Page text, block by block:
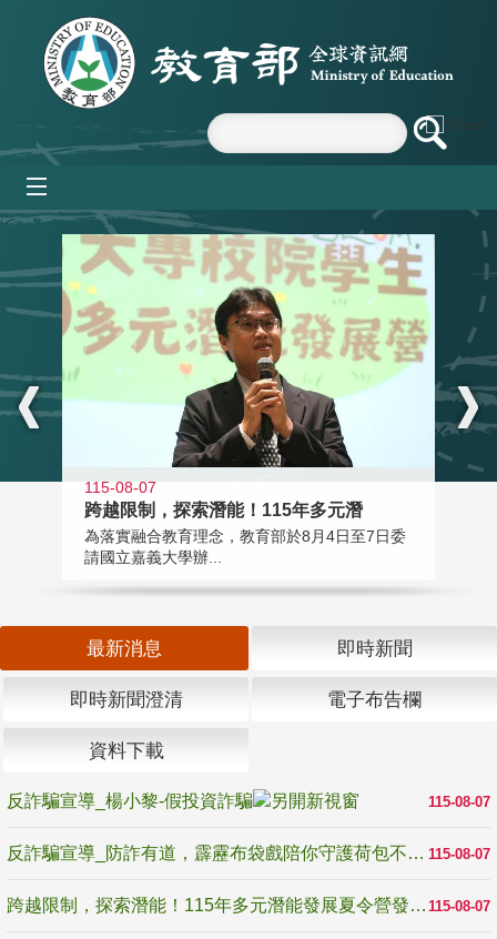
跳到主要內容區塊
:::
115-08-07
跨越限制，探索潛能！115年多元潛
為落實融合教育理念，教育部於8月4日至7日委
請國立嘉義大學辦...
最新消息 即時新聞
即時新聞澄清 電子布告欄
資料下載
115-08-07
反詐騙宣導_楊小黎-假投資詐騙
115-08-07
反詐騙宣導_防詐有道，霹靂布袋戲陪你守護荷包不受騙
115-08-07
跨越限制，探索潛能！115年多元潛能發展夏令營發掘生命無限可能